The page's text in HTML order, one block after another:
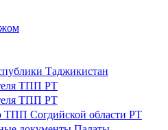
Таджикистан
ТПП РТ
ТПП РТ
ТПП Согдийской области РТ